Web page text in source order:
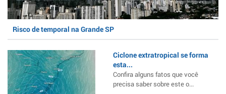
Risco de temporal na Grande SP
Ciclone extratropical se forma
esta...
Confira alguns fatos que você
precisa saber sobre este o...